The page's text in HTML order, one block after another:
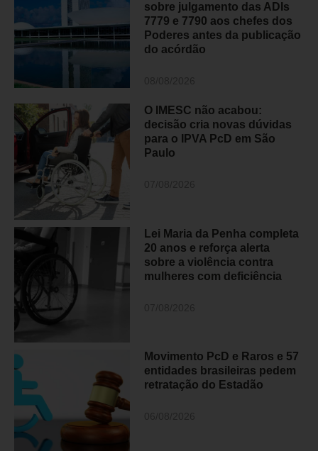
sobre julgamento das ADIs
7779 e 7790 aos chefes dos
Poderes antes da publicação
do acórdão
O IMESC não acabou:
decisão cria novas dúvidas
para o IPVA PcD em São
Paulo
Lei Maria da Penha completa
20 anos e reforça alerta
sobre a violência contra
mulheres com deficiência
Movimento PcD e Raros e 57
entidades brasileiras pedem
retratação do Estadão